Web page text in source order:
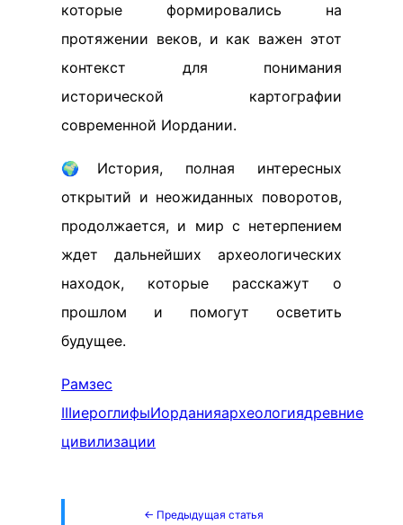
которые формировались на
протяжении веков, и как важен этот
контекст для понимания
исторической картографии
современной Иордании.
🌍История, полная интересных
открытий и неожиданных поворотов,
продолжается, и мир с нетерпением
ждет дальнейших археологических
находок, которые расскажут о
прошлом и помогут осветить
будущее.
Рамзес
IIIиероглифыИорданияархеологиядревние
цивилизации
← Предыдущая статья